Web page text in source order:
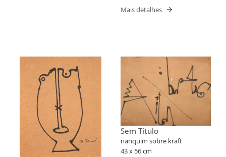
Mais detalhes
Sem Título
nanquim sobre kraft
43 x 56 cm